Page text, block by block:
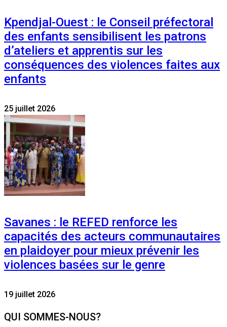
Kpendjal-Ouest : le Conseil préfectoral
des enfants sensibilisent les patrons
d’ateliers et apprentis sur les
conséquences des violences faites aux
enfants
25 juillet 2026
Savanes : le REFED renforce les
capacités des acteurs communautaires
en plaidoyer pour mieux prévenir les
violences basées sur le genre
19 juillet 2026
QUI SOMMES-NOUS?